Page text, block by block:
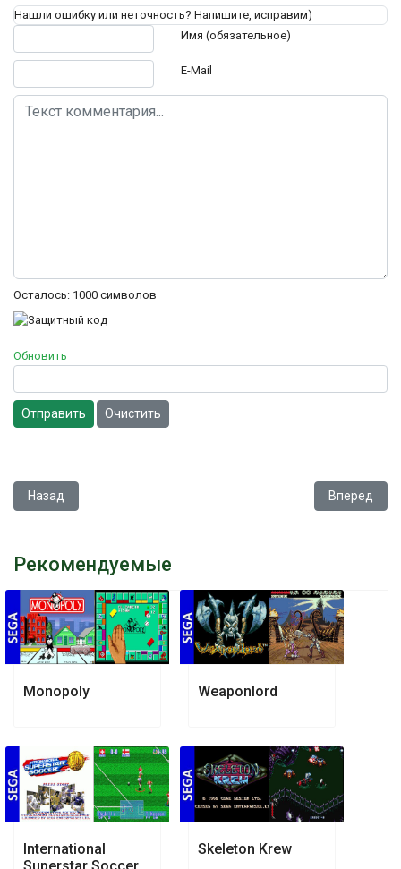
Нашли ошибку или неточность? Напишите, исправим)
Имя (обязательное)
E-Mail
Осталось: 1000 символов
Обновить
Отправить Очистить
Предыдущий: WWF RAW
Назад Следующий:
Вперед
Рекомендуемые
Monopoly Weaponlord
International
Superstar Soccer
Skeleton Krew